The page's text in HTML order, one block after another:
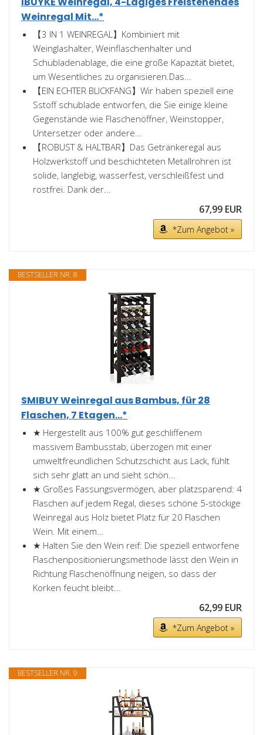
Weinregal Mit...*
【3 IN 1 WEINREGAL】Kombiniert mit
Weinglashalter, Weinflaschenhalter und
Schubladenablage, die eine große Kapazität bietet,
um Wesentliches zu organisieren.Das...
【EIN ECHTER BLICKFANG】Wir haben speziell eine
Sstoff schublade entworfen, die Sie einige kleine
Gegenstände wie Flaschenöffner, Weinstopper,
Untersetzer oder andere...
【ROBUST & HALTBAR】Das Getränkeregal aus
Holzwerkstoff und beschichteten Metallrohren ist
solide, langlebig, wasserfest, verschleißfest und
rostfrei. Dank der...
67,99 EUR
*Zum Angebot »
BESTSELLER NR. 8
SMIBUY Weinregal aus Bambus, für 28
Flaschen, 7 Etagen...*
★ Hergestellt aus 100% gut geschliffenem
massivem Bambusstab, überzogen mit einer
umweltfreundlichen Schutzschicht aus Lack, fühlt
sich sehr glatt an und sieht schön...
★ Großes Fassungsvermögen, aber platzsparend: 4
Flaschen auf jedem Regal, dieses schöne 5-stöckige
Weinregal aus Holz bietet Platz für 20 Flaschen
Wein. Mit einem...
★ Halten Sie den Wein reif: Die speziell entworfene
Flaschenpositionierungsmethode lässt den Wein in
Richtung Flaschenöffnung neigen, so dass der
Korken feucht bleibt...
62,99 EUR
*Zum Angebot »
BESTSELLER NR. 9